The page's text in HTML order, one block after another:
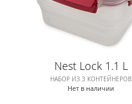
Nest Lock 1.1 L
НАБОР ИЗ 3 КОНТЕЙНЕРОВ
Нет в наличии